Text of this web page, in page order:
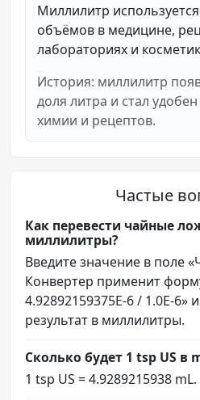
Миллилитр
объёмов в медицине,
лабораториях и
История: миллилитр
доля литра и стал
химии и рецептов.
Частые
Как перевести чайные
миллилитры?
Введите значение в поле
Конвертер применит
4.92892159375E-6 / 1.0E-6»
результат в миллилитры.
Сколько будет 1 tsp US в
1 tsp US = 4.9289215938 mL.